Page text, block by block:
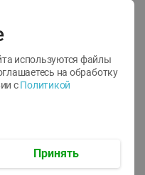
ТОФУ Vegetus ТВЕРДЫЙ
используются файлы
на обработку
с Политикой
Принять